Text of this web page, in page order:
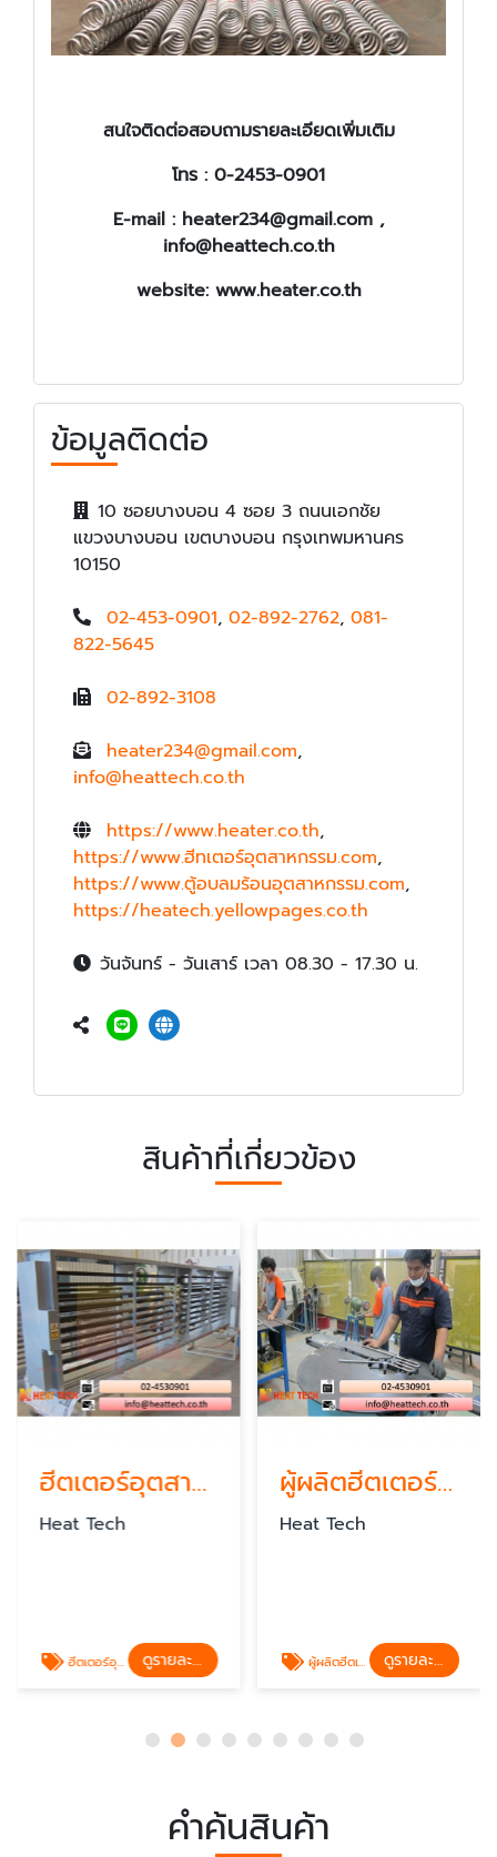
สนใจติดต่อสอบถามรายละเอียดเพิ่มเติม
โทร : 0-2453-0901
E-mail : heater234@gmail.com ,
info@heattech.co.th
website: www.heater.co.th
ข้อมูลติดต่อ
10 ซอยบางบอน 4 ซอย 3 ถนนเอกชัย
แขวงบางบอน เขตบางบอน กรุงเทพมหานคร
10150
02-453-0901, 02-892-2762, 081-
822-5645
02-892-3108
heater234@gmail.com,
info@heattech.co.th
https://www.heater.co.th,
https://www.ฮีทเตอร์อุตสาหกรรม.com,
https://www.ตู้อบลมร้อนอุตสาหกรรม.com,
https://heatech.yellowpages.co.th
วันจันทร์ - วันเสาร์ เวลา 08.30 - 17.30 น.
สินค้าที่เกี่ยวข้อง
ฮีตเตอร์อุตสาหกรรม
Heat Tech
ฮีตเตอร์อุตสาหกรรม ดูรายละเอียด
ผู้ผลิตฮีตเตอร์อุตสาหกรรม
Heat Tech
ผู้ผลิตฮีตเตอร์อุตสาหกรรม ดูรายละเอียด
คำค้นสินค้า